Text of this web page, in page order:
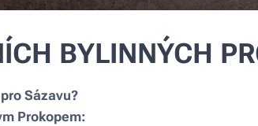
BYLINNÝCH
Sázavu?
Prokopem: